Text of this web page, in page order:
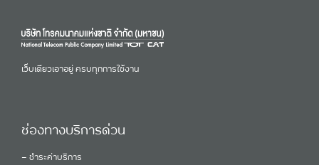
เว็บเดียวเอาอยู่ ครบทุกการใช้งาน
ช่องทางบริการด่วน
- ชำระค่าบริการ